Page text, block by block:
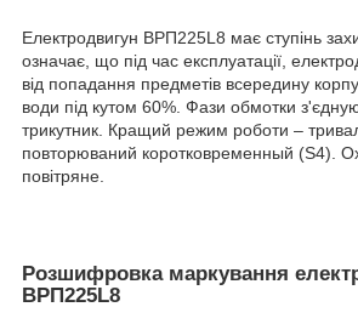
Електродвигун ВРП225L8 має ступінь
означає, що під час експлуатації,
від попадання предметів всередину
води під кутом 60%. Фази обмотки
трикутник. Кращий режим роботи –
повторюваний коротковременный (S4).
повітряне.
Розшифровка маркування
ВРП225L8